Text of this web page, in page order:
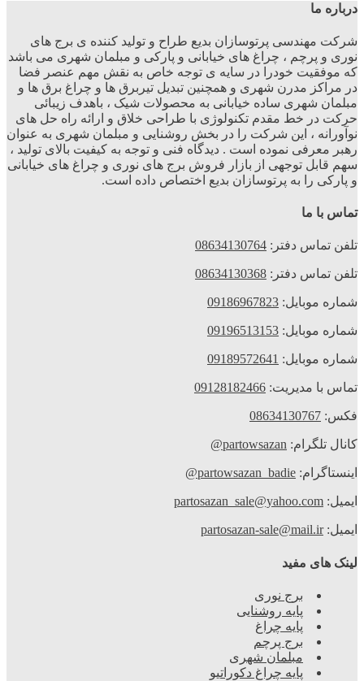
درباره ما
شرکت مهندسی پرتوسازان بدیع طراح و تولید کننده ی برج های
نوری و پرچم ، چراغ های خیابانی و پارکی و مبلمان شهری می باشد
که موفقیت خودرا در سایه ی توجه خاص به نقش مهم عنصر فضا
در مراکز مدرن شهری و همچنین تبدیل تیربرق ها و چراغ برق ها و
مبلمان شهری ساده خیابانی به محصولات شیک ، باهدف زیبائی
حرکت در خط مقدم تکنولوژی با طراحی خلاق و ارائه راه حل های
نوآورانه ، این شرکت را در بخش روشنایی و مبلمان شهری به عنوان
رهبر معرفی نموده است . دیدگاه فنی و توجه به کیفیت بالای تولید ،
سهم قابل توجهی از بازار فروش برج های نوری و چراغ های خیابانی
و پارکی را به پرتوسازان بدیع اختصاص داده است.
تماس با ما
تلفن تماس دفتر: 08634130764
تلفن تماس دفتر: 08634130368
شماره موبایل: 09186967823
شماره موبایل: 09196513153
شماره موبایل: 09189572641
تماس با مدیریت: 09128182466
فکس: 08634130767
کانال تلگرام: partowsazan@
اینستاگرام: partowsazan_badie@
ایمیل: partosazan_sale@yahoo.com
ایمیل:partosazan-sale@mail.ir
لینک های مفید
برج نوری
پایه روشنایی
پایه چراغ
برج پرچم
مبلمان شهری
پایه چراغ دکوراتیو